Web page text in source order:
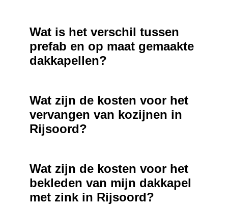
Wat is het verschil tussen
prefab en op maat gemaakte
dakkapellen?
Wat zijn de kosten voor het
vervangen van kozijnen in
Rijsoord?
Wat zijn de kosten voor het
bekleden van mijn dakkapel
met zink in Rijsoord?